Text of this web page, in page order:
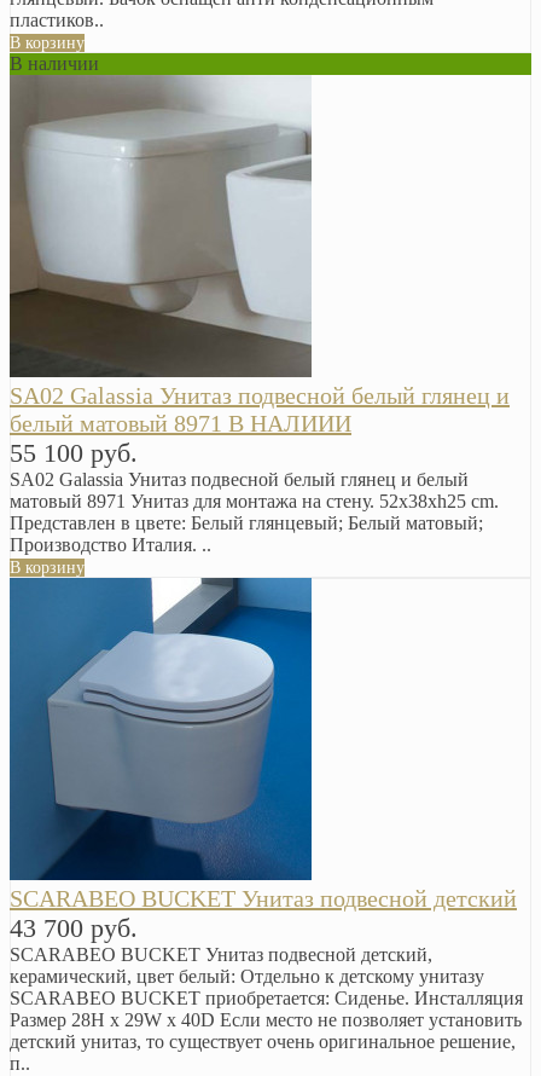
пластиков..
В корзину
В наличии
SA02 Galassia Унитаз подвесной белый глянец и
белый матовый 8971 В НАЛИИИ
55 100 руб.
SA02 Galassia Унитаз подвесной белый глянец и белый
матовый 8971 Унитаз для монтажа на стену. 52x38xh25 cm.
Представлен в цвете: Белый глянцевый; Белый матовый;
Производство Италия. ..
В корзину
SCARABEO BUCKET Унитаз подвесной детский
43 700 руб.
SCARABEO BUCKET Унитаз подвесной детский,
керамический, цвет белый: Отдельно к детскому унитазу
SCARABEO BUCKET приобретается: Сиденье. Инсталляция
Размер 28H x 29W x 40D Если место не позволяет установить
детский унитаз, то существует очень оригинальное решение,
п..